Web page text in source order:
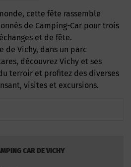
de Camping-Car pour trois
et de fête.
de Vichy, dans un parc
découvrez Vichy et ses
terroir et profitez des diverses
visites et excursions.
CAR DE VICHY